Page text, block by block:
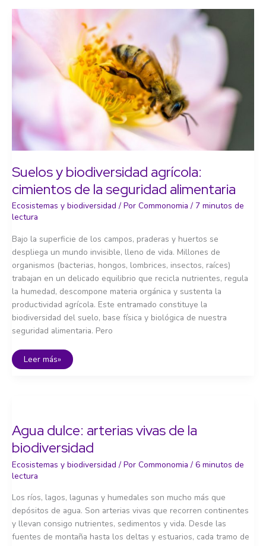
Suelos y biodiversidad agrícola:
cimientos de la seguridad alimentaria
Ecosistemas y biodiversidad / Por Commonomia / 7 minutos de
lectura
Bajo la superficie de los campos, praderas y huertos se
despliega un mundo invisible, lleno de vida. Millones de
organismos (bacterias, hongos, lombrices, insectos, raíces)
trabajan en un delicado equilibrio que recicla nutrientes, regula
la humedad, descompone materia orgánica y sustenta la
productividad agrícola. Este entramado constituye la
biodiversidad del suelo, base física y biológica de nuestra
seguridad alimentaria. Pero
Suelos
y
Leer más»
Agua dulce: arterias vivas de la
biodiversidad
Ecosistemas y biodiversidad / Por Commonomia / 6 minutos de
lectura
Los ríos, lagos, lagunas y humedales son mucho más que
depósitos de agua. Son arterias vivas que recorren continentes
y llevan consigo nutrientes, sedimentos y vida. Desde las
fuentes de montaña hasta los deltas y estuarios, cada tramo de